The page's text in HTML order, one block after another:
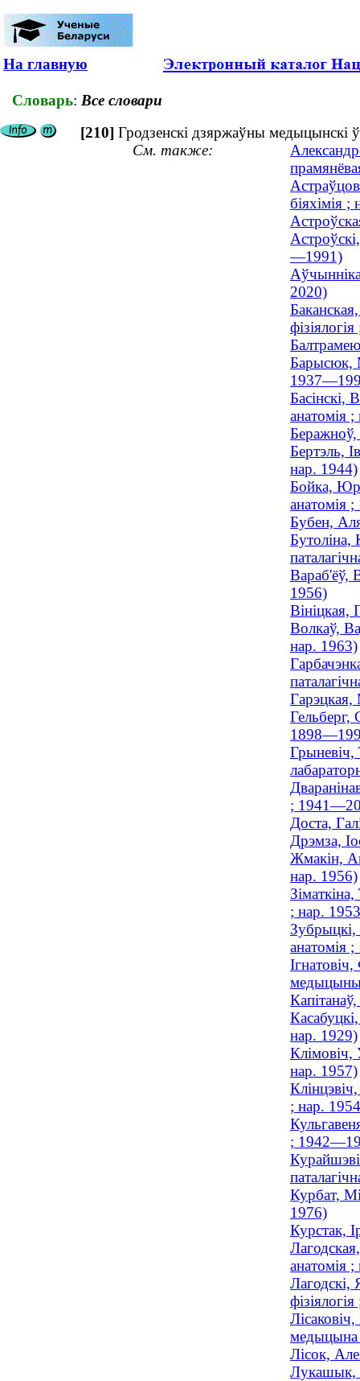
На главную
Словарь: Все словари
[210] Гродзенскі дзяржаўны медыцынскі
См. также:
біяхімія ;
—1991)
2020)
Барысюк,
Басінскі,
анатомія
Бертэль,
нар. 1944)
Бойка,
анатомія
Бубен,
Бутоліна,
Вараб'ёў,
1956)
Вініцкая,
Волкаў,
нар. 1963)
Гарэцкая,
Гельберг,
Грыневіч,
;
Доста,
Дрэмза,
Жмакін,
нар. 1956)
; нар.
Зубрыцкі,
анатомія
нар. 1929)
Клімовіч,
нар. 1957)
; нар.
;
Курбат,
1976)
Курстак,
анатомія
Лагодскі,
Лісок,
Лукашык,